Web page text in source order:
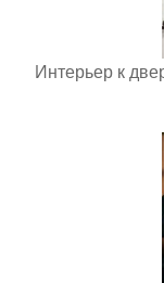
Интерьер к